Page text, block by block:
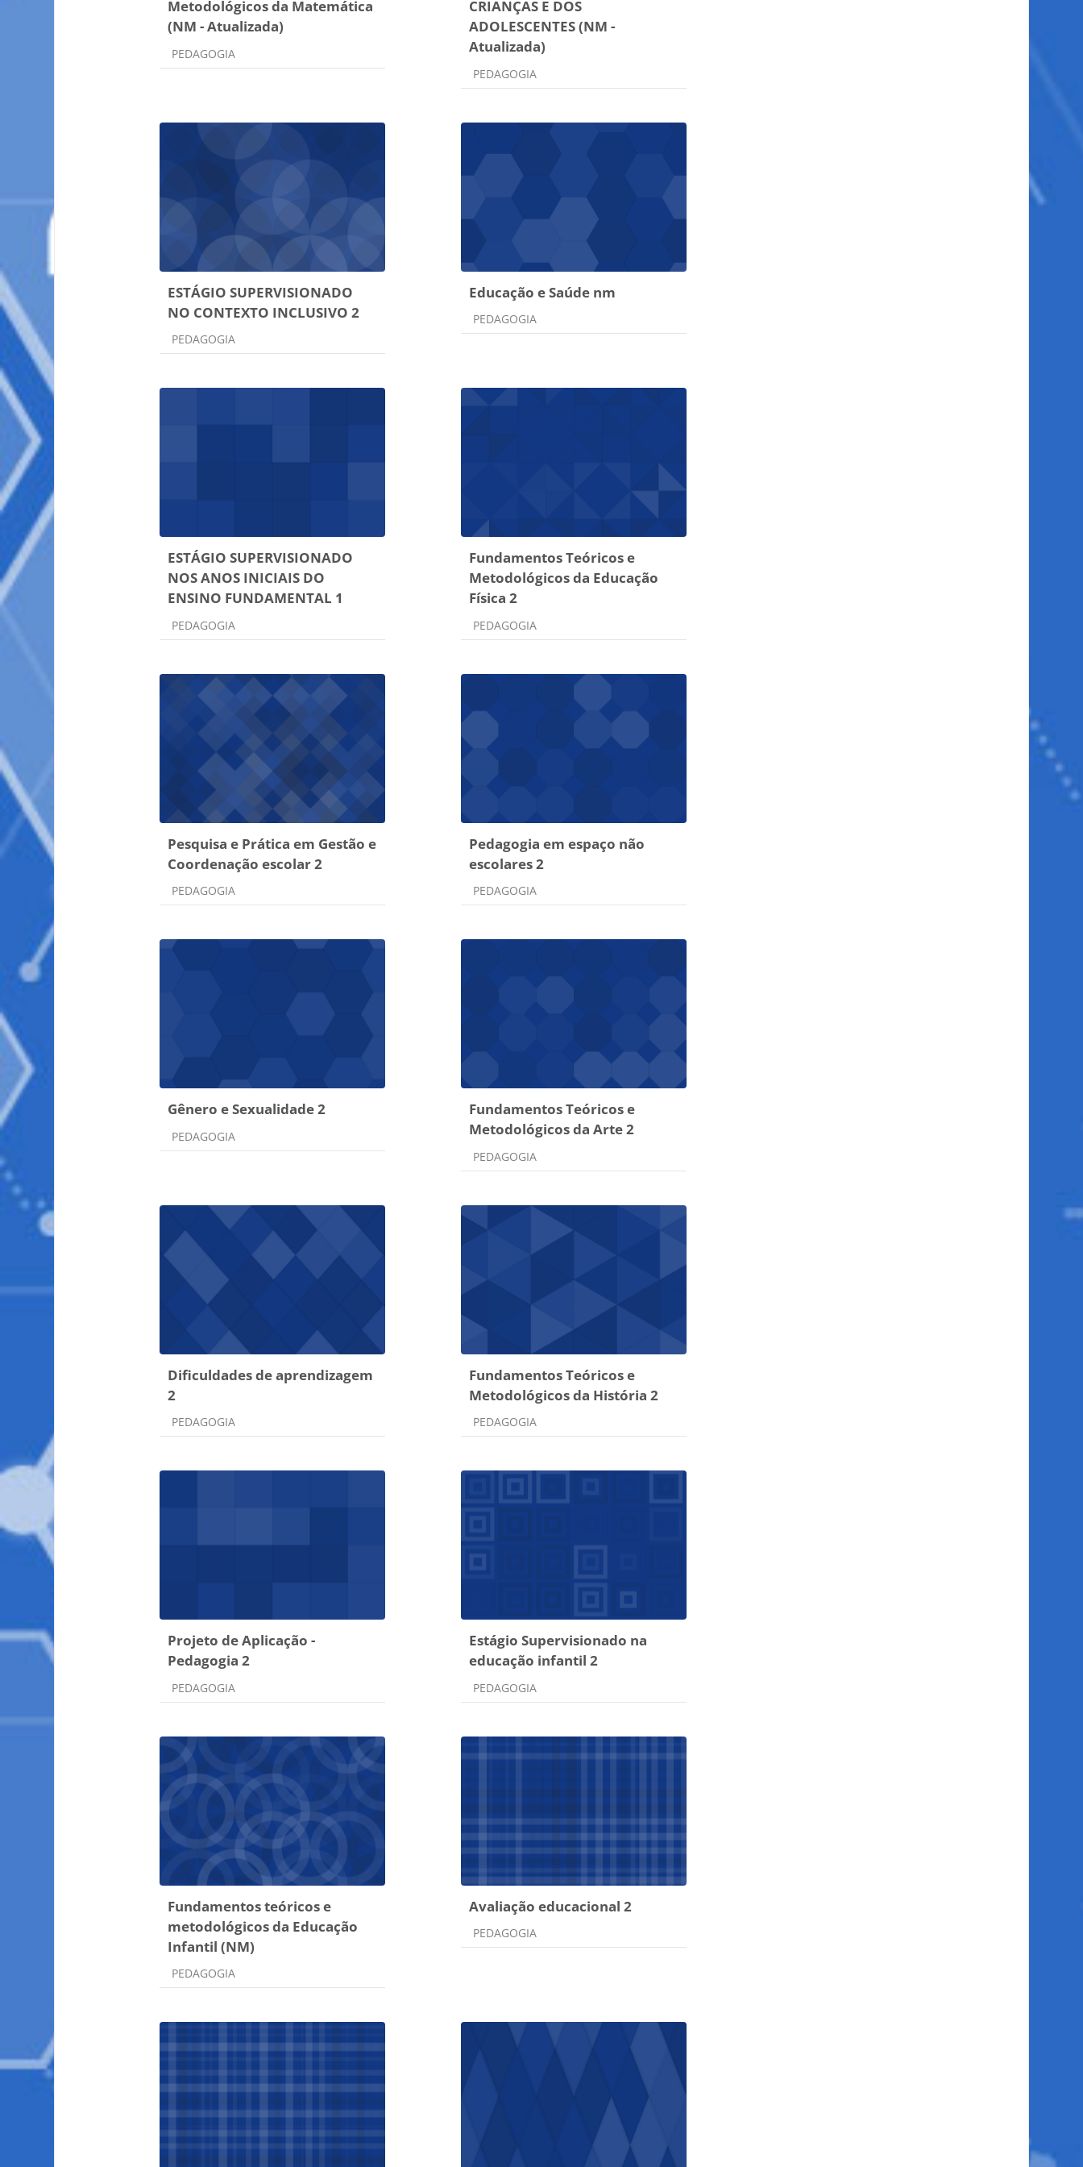
Metodológicos da Matemática
(NM - Atualizada)
Categoria do curso
PEDAGOGIA
CRIANÇAS E DOS
ADOLESCENTES (NM -
Atualizada)
Categoria do curso
PEDAGOGIA
ESTÁGIO SUPERVISIONADO
NO CONTEXTO INCLUSIVO 2
Categoria do curso
PEDAGOGIA
Educação e Saúde nm
Categoria do curso
PEDAGOGIA
ESTÁGIO SUPERVISIONADO
NOS ANOS INICIAIS DO
ENSINO FUNDAMENTAL 1
Categoria do curso
PEDAGOGIA
Fundamentos Teóricos e
Metodológicos da Educação
Física 2
Categoria do curso
PEDAGOGIA
Pesquisa e Prática em Gestão e
Coordenação escolar 2
Categoria do curso
PEDAGOGIA
Pedagogia em espaço não
escolares 2
Categoria do curso
PEDAGOGIA
Gênero e Sexualidade 2
Categoria do curso
PEDAGOGIA
Fundamentos Teóricos e
Metodológicos da Arte 2
Categoria do curso
PEDAGOGIA
Dificuldades de aprendizagem
2
Categoria do curso
PEDAGOGIA
Fundamentos Teóricos e
Metodológicos da História 2
Categoria do curso
PEDAGOGIA
Projeto de Aplicação -
Pedagogia 2
Categoria do curso
PEDAGOGIA
Estágio Supervisionado na
educação infantil 2
Categoria do curso
PEDAGOGIA
Fundamentos teóricos e
metodológicos da Educação
Infantil (NM)
Categoria do curso
PEDAGOGIA
Avaliação educacional 2
Categoria do curso
PEDAGOGIA